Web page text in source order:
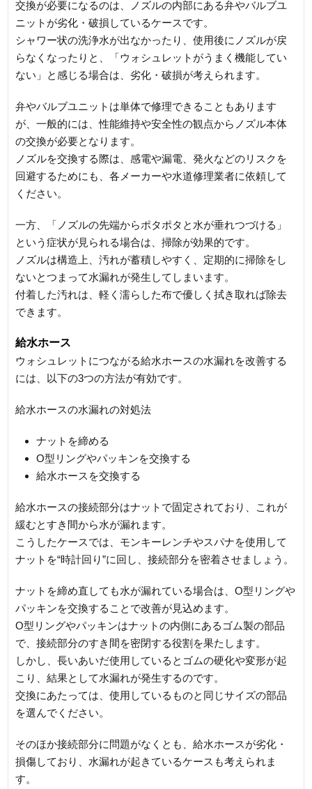
交換が必要になるのは、ノズルの内部にある弁やバルブユ
ニットが劣化・破損しているケースです。
シャワー状の洗浄水が出なかったり、使用後にノズルが戻
らなくなったりと、「ウォシュレットがうまく機能してい
ない」と感じる場合は、劣化・破損が考えられます。
弁やバルブユニットは単体で修理できることもあります
が、一般的には、性能維持や安全性の観点からノズル本体
の交換が必要となります。
ノズルを交換する際は、感電や漏電、発火などのリスクを
回避するためにも、各メーカーや水道修理業者に依頼して
ください。
一方、「ノズルの先端からポタポタと水が垂れつづける」
という症状が見られる場合は、掃除が効果的です。
ノズルは構造上、汚れが蓄積しやすく、定期的に掃除をし
ないとつまって水漏れが発生してしまいます。
付着した汚れは、軽く濡らした布で優しく拭き取れば除去
できます。
給水ホース
ウォシュレットにつながる給水ホースの水漏れを改善する
には、以下の3つの方法が有効です。
給水ホースの水漏れの対処法
ナットを締める
O型リングやパッキンを交換する
給水ホースを交換する
給水ホースの接続部分はナットで固定されており、これが
緩むとすき間から水が漏れます。
こうしたケースでは、モンキーレンチやスパナを使用して
ナットを“時計回り”に回し、接続部分を密着させましょう。
ナットを締め直しても水が漏れている場合は、O型リングや
パッキンを交換することで改善が見込めます。
O型リングやパッキンはナットの内側にあるゴム製の部品
で、接続部分のすき間を密閉する役割を果たします。
しかし、長いあいだ使用しているとゴムの硬化や変形が起
こり、結果として水漏れが発生するのです。
交換にあたっては、使用しているものと同じサイズの部品
を選んでください。
そのほか接続部分に問題がなくとも、給水ホースが劣化・
損傷しており、水漏れが起きているケースも考えられま
す。